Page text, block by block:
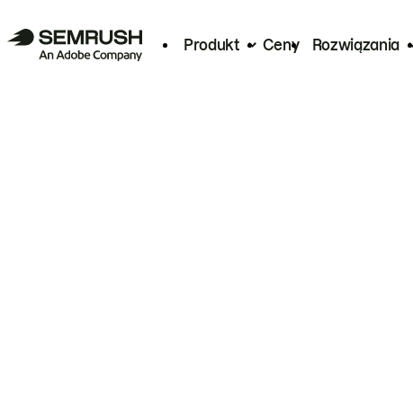
Produkt Ceny Rozwiązania